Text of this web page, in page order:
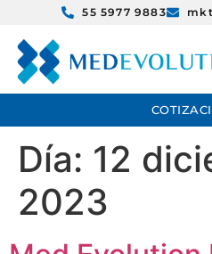
55 5977 9883
Día: 12
2023